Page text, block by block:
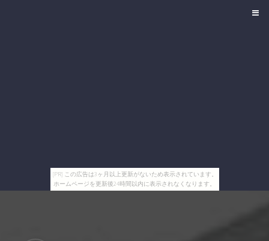
[PR] この広告は3ヶ月以上更新がないため表示されています。
ホームページを更新後24時間以内に表示されなくなります。